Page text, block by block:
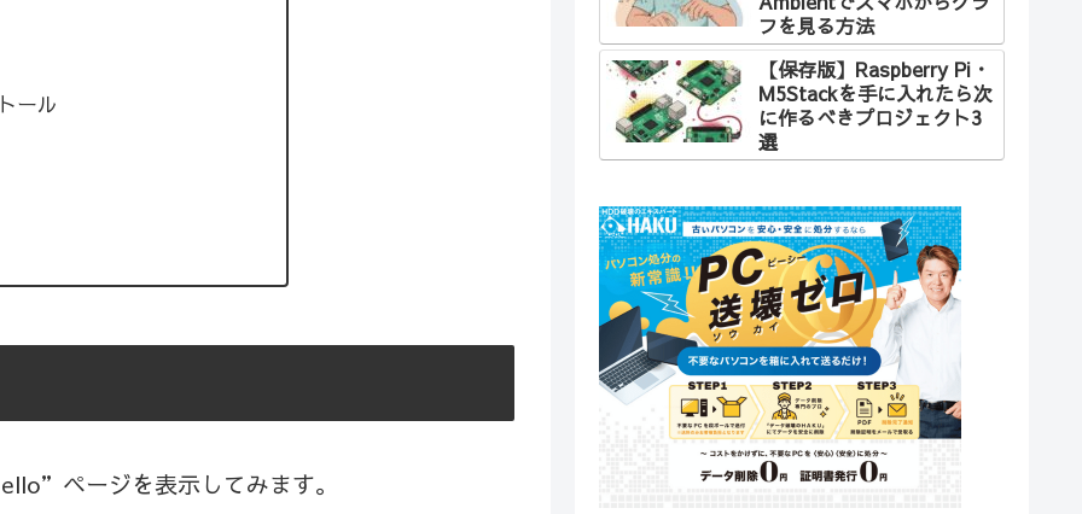
ール
ページを表示してみます。
フを見る方法
【保存版】Raspberry Pi・
M5Stackを手に入れたら次
に作るべきプロジェクト3
選